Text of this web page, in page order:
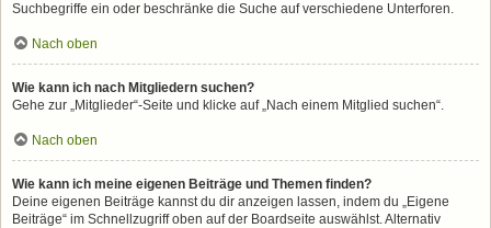
Suchbegriffe ein oder beschränke die Suche auf verschiedene Unterforen.
Nach oben
Wie kann ich nach Mitgliedern suchen?
Gehe zur „Mitglieder“-Seite und klicke auf „Nach einem Mitglied suchen“.
Nach oben
Wie kann ich meine eigenen Beiträge und Themen finden?
Deine eigenen Beiträge kannst du dir anzeigen lassen, indem du „Eigene
Beiträge“ im Schnellzugriff oben auf der Boardseite auswählst. Alternativ